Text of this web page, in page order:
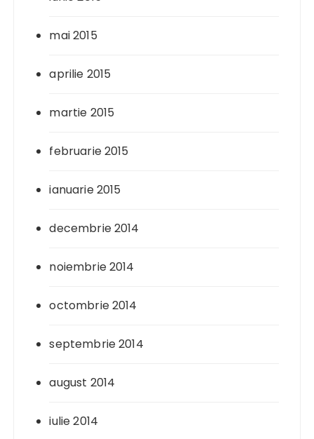
mai 2015
aprilie 2015
martie 2015
februarie 2015
ianuarie 2015
decembrie 2014
noiembrie 2014
octombrie 2014
septembrie 2014
august 2014
iulie 2014